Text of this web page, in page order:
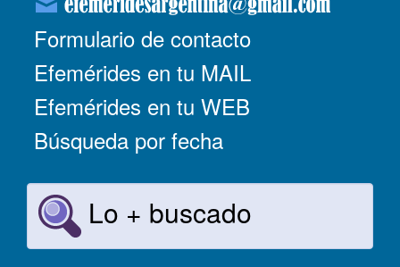
Formulario de contacto
Efemérides en tu MAIL
Efemérides en tu WEB
Búsqueda por fecha
Lo + buscado